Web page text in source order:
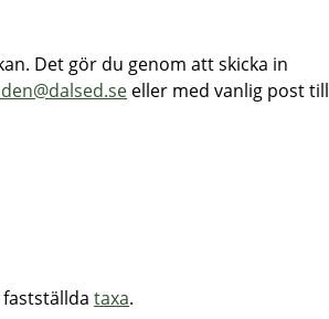
Det gör du genom att skicka in
eller med vanlig post till
taxa.